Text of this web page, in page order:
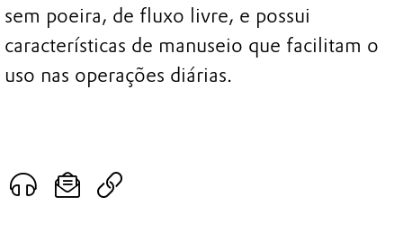
sem poeira, de fluxo livre, e possui
características de manuseio que facilitam o
uso nas operações diárias.